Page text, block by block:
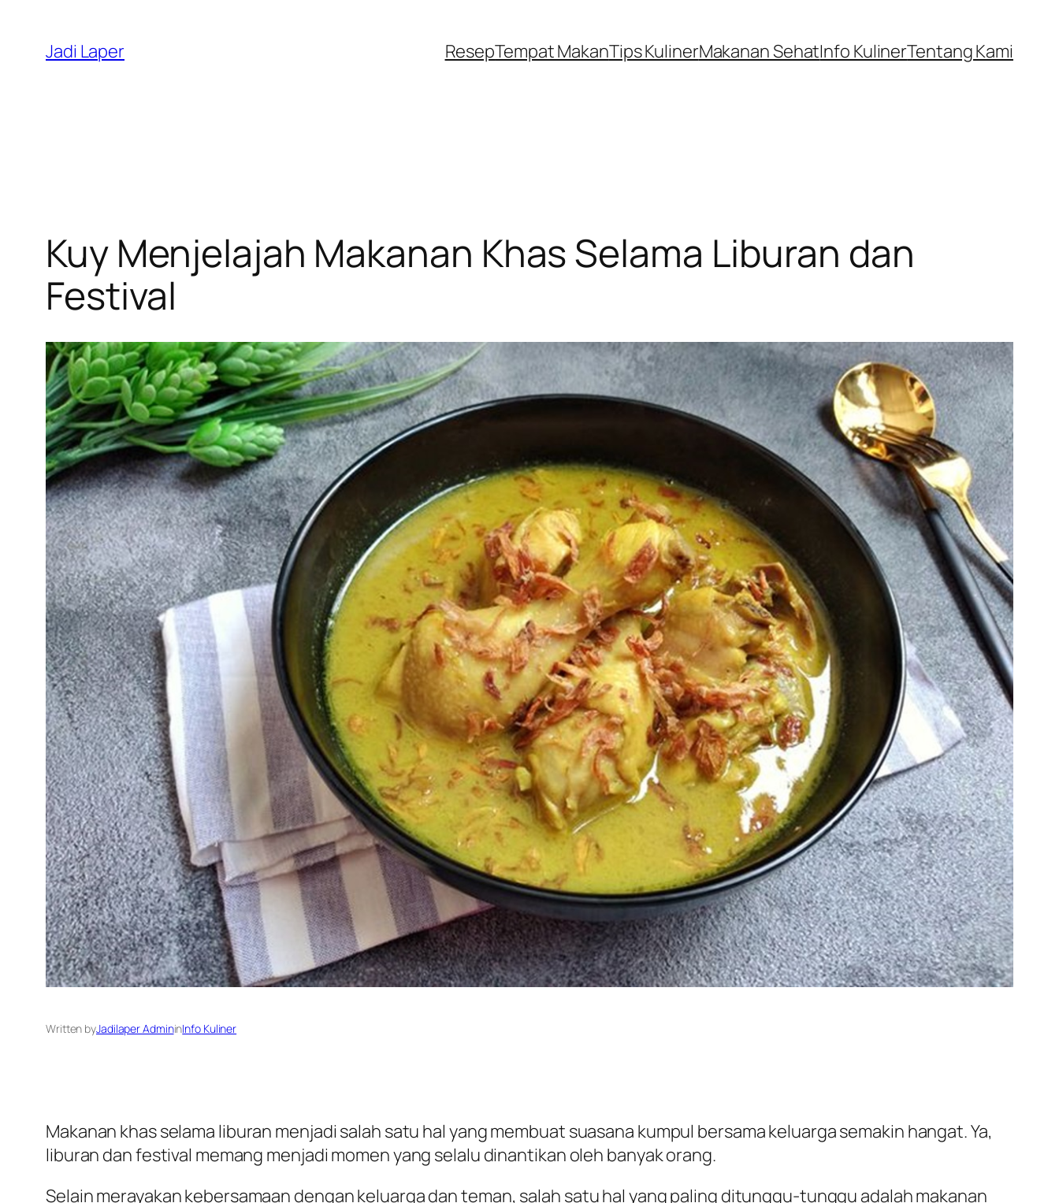
content
Jadi Laper ResepTempat MakanTips KulinerMakanan SehatInfo KulinerTentang Kami
Kuy Menjelajah Makanan Khas Selama Liburan dan
Festival
Written byJadilaper AdmininInfo Kuliner
Makanan khas selama liburan menjadi salah satu hal yang membuat suasana kumpul bersama keluarga semakin hangat. Ya,
liburan dan festival memang menjadi momen yang selalu dinantikan oleh banyak orang.
Selain merayakan kebersamaan dengan keluarga dan teman, salah satu hal yang paling ditunggu-tunggu adalah makanan